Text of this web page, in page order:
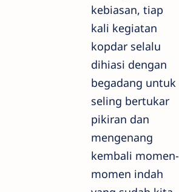
kebiasan, tiap
kali kegiatan
kopdar selalu
dihiasi dengan
begadang untuk
seling bertukar
pikiran dan
mengenang
kembali momen-
momen indah